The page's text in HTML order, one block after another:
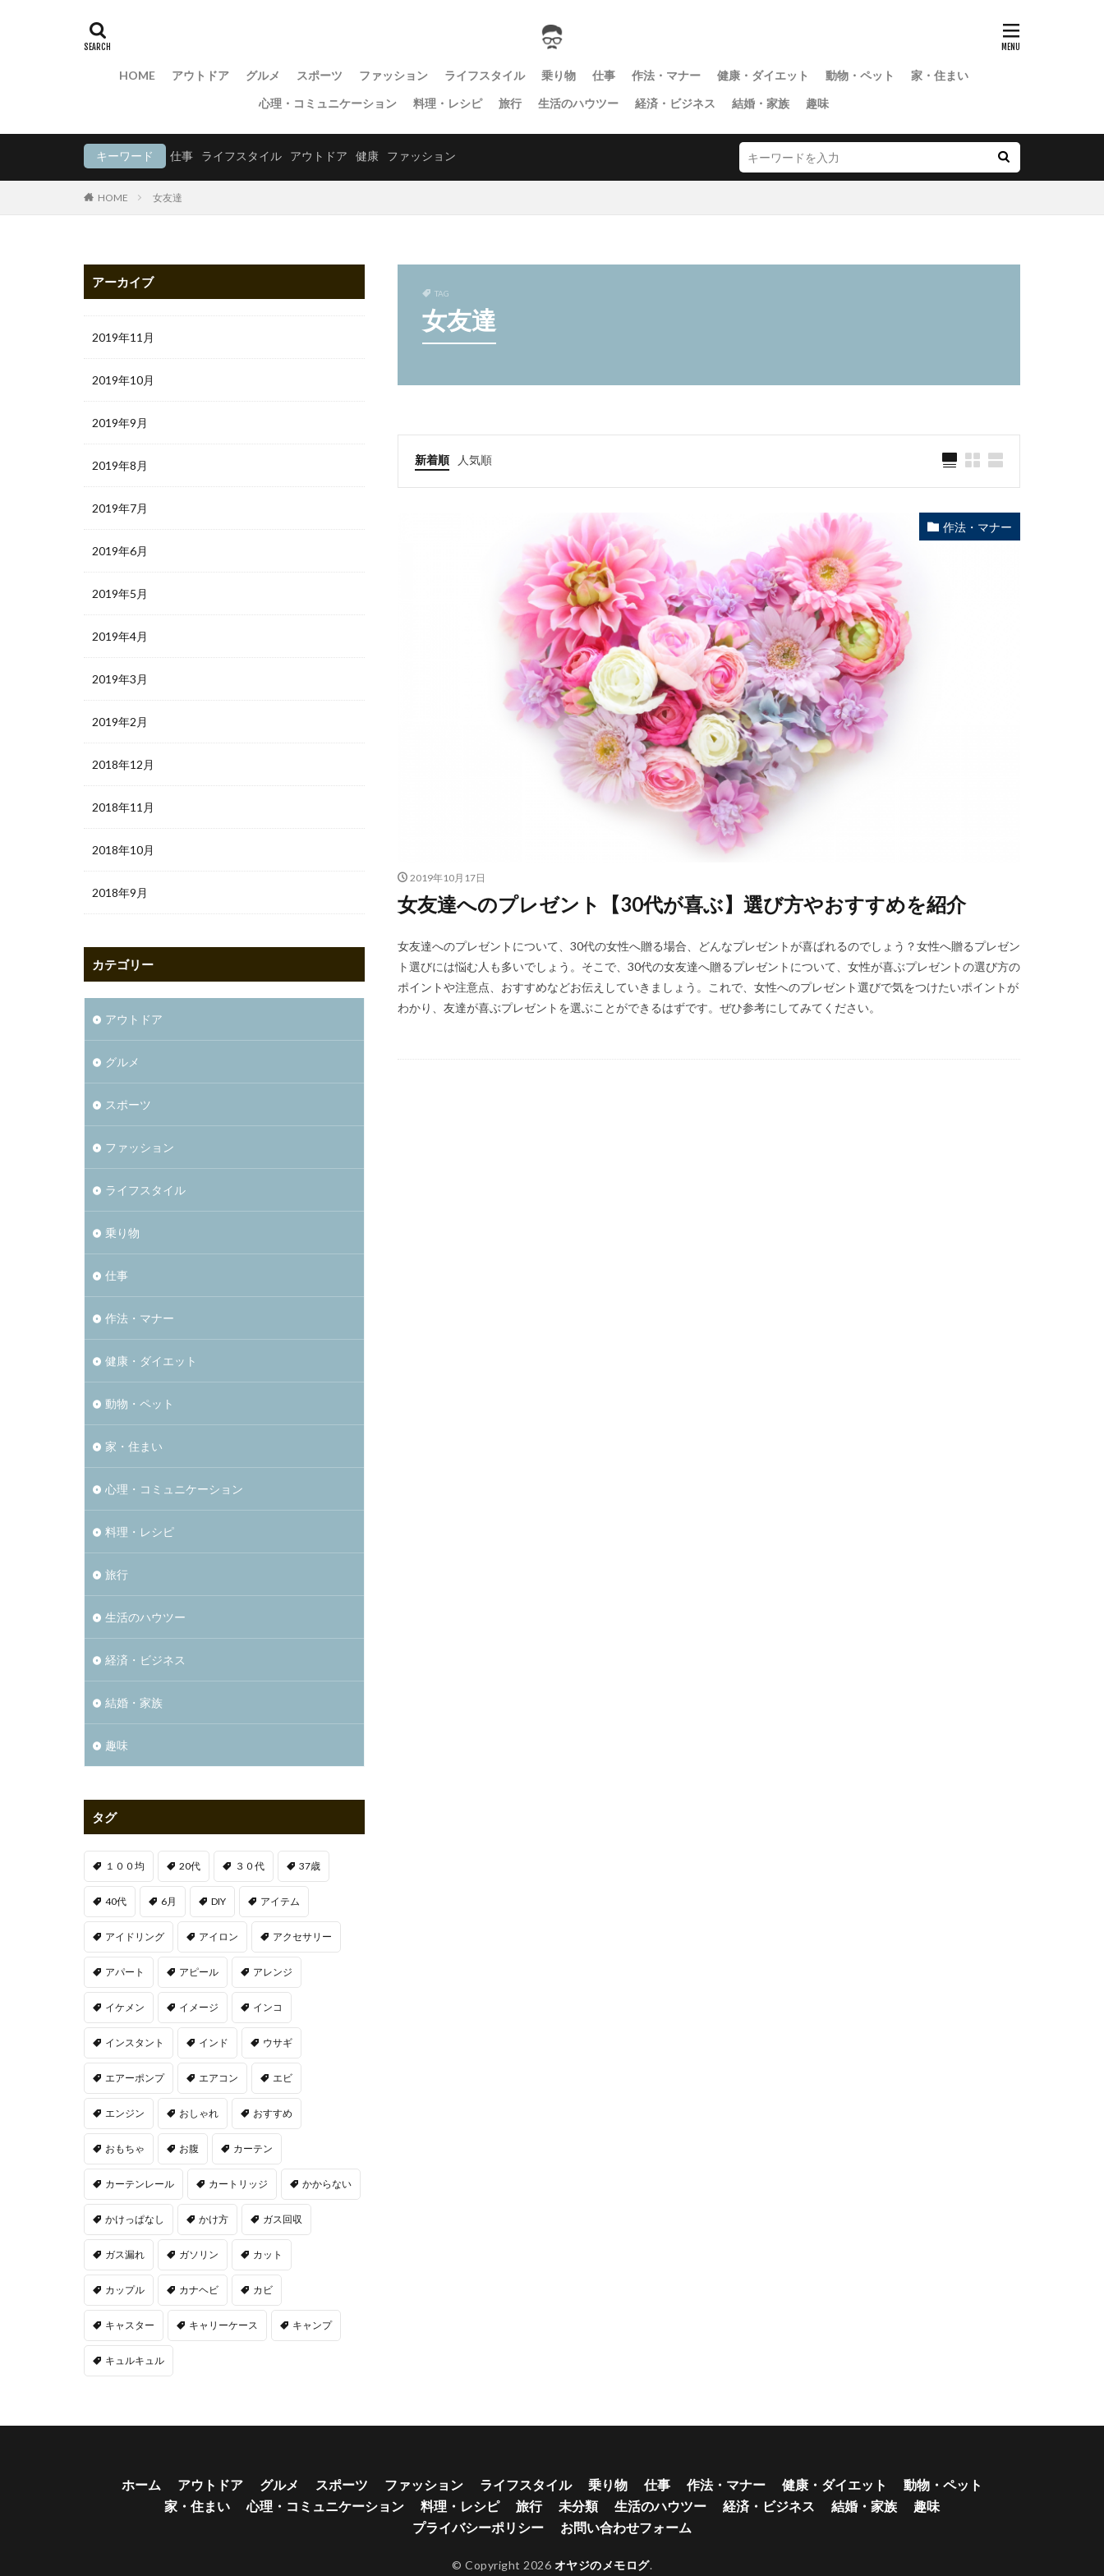
HOME アウトドア グルメ スポーツ ファッション ライフスタイル 乗り物 仕事 作法・マナー 健康・ダイエット 動物・ペット
家・住まい
心理・コミュニケーション
料理・レシピ 旅行 生活のハウツー 経済・ビジネス 結婚・家族 趣味
キーワード 仕事 ライフスタイル アウトドア 健康 ファッション
HOME 女友達
TAG
女友達
新着順 人気順
作法・マナー
2019年10月17日
女友達へのプレゼント【30代が喜ぶ】選び方やおすすめを紹介
女友達へのプレゼントについて、30代の女性へ贈る場合、どんなプレゼントが喜ばれるのでしょう？女性へ贈るプレゼン
ト選びには悩む人も多いでしょう。そこで、30代の女友達へ贈るプレゼントについて、女性が喜ぶプレゼントの選び方の
ポイントや注意点、おすすめなどお伝えしていきましょう。これで、女性へのプレゼント選びで気をつけたいポイントが
わかり、友達が喜ぶプレゼントを選ぶことができるはずです。ぜひ参考にしてみてください。
アーカイブ
2019年11月
2019年10月
2019年9月
2019年8月
2019年7月
2019年6月
2019年5月
2019年4月
2019年3月
2019年2月
2018年12月
2018年11月
2018年10月
2018年9月
カテゴリー
アウトドア
グルメ
スポーツ
ファッション
ライフスタイル
乗り物
仕事
作法・マナー
健康・ダイエット
動物・ペット
家・住まい
心理・コミュニケーション
料理・レシピ
旅行
生活のハウツー
経済・ビジネス
結婚・家族
趣味
タグ
１００均 20代 ３０代 37歳
40代 6月 DIY アイテム
アイドリング アイロン アクセサリー
アパート アピール アレンジ
イケメン イメージ インコ
インスタント インド ウサギ
エアーポンプ エアコン エビ
エンジン おしゃれ おすすめ
おもちゃ お腹 カーテン
カーテンレール カートリッジ かからない
かけっぱなし かけ方 ガス回収
ガス漏れ ガソリン カット
カップル カナヘビ カビ
キャスター キャリーケース キャンプ
キュルキュル
ホーム アウトドア グルメ スポーツ ファッション ライフスタイル 乗り物 仕事 作法・マナー 健康・ダイエット
動物・ペット
家・住まい
心理・コミュニケーション 料理・レシピ 旅行 未分類 生活のハウツー 経済・ビジネス 結婚・家族
趣味
プライバシーポリシー
お問い合わせフォーム
© Copyright 2026 オヤジのメモログ.